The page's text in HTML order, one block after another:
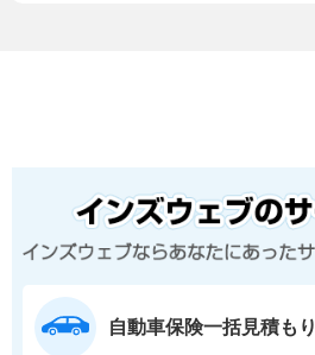
自動車保険一括見積もり